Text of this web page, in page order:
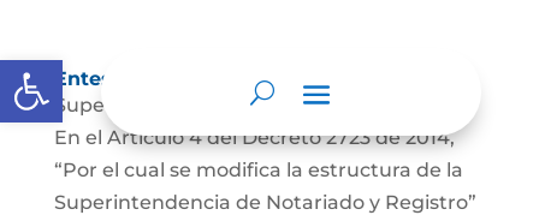
Abrir barra de herramientas
Entes y autoridades que lo vigilan
Superintendencia de Notariado y Registro
En el Artículo 4 del Decreto 2723 de 2014,
“Por el cual se modifica la estructura de la
Superintendencia de Notariado y Registro”